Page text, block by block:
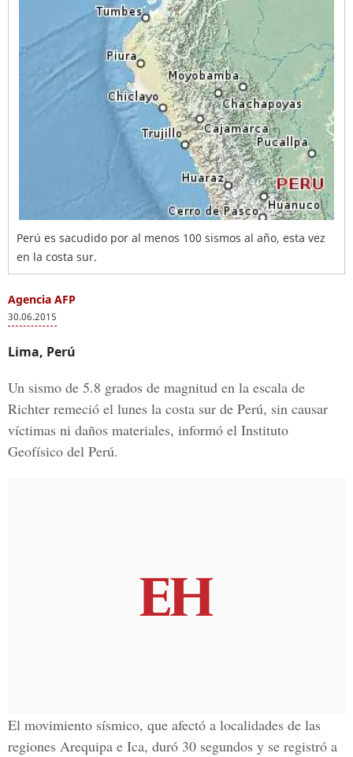
Perú es sacudido por al menos 100 sismos al año, esta vez
en la costa sur.
Agencia AFP
30.06.2015
Lima, Perú
Un sismo de 5.8 grados de magnitud en la escala de
Richter remeció el lunes la costa sur de Perú, sin causar
víctimas ni daños materiales, informó el Instituto
Geofísico del Perú.
El movimiento sísmico, que afectó a localidades de las
regiones Arequipa e Ica, duró 30 segundos y se registró a